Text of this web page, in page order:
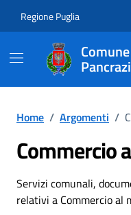
Regione Puglia
Home / Argomenti /
Commercio
Dettagli
Servizi comunali,
relativi a Commercio al